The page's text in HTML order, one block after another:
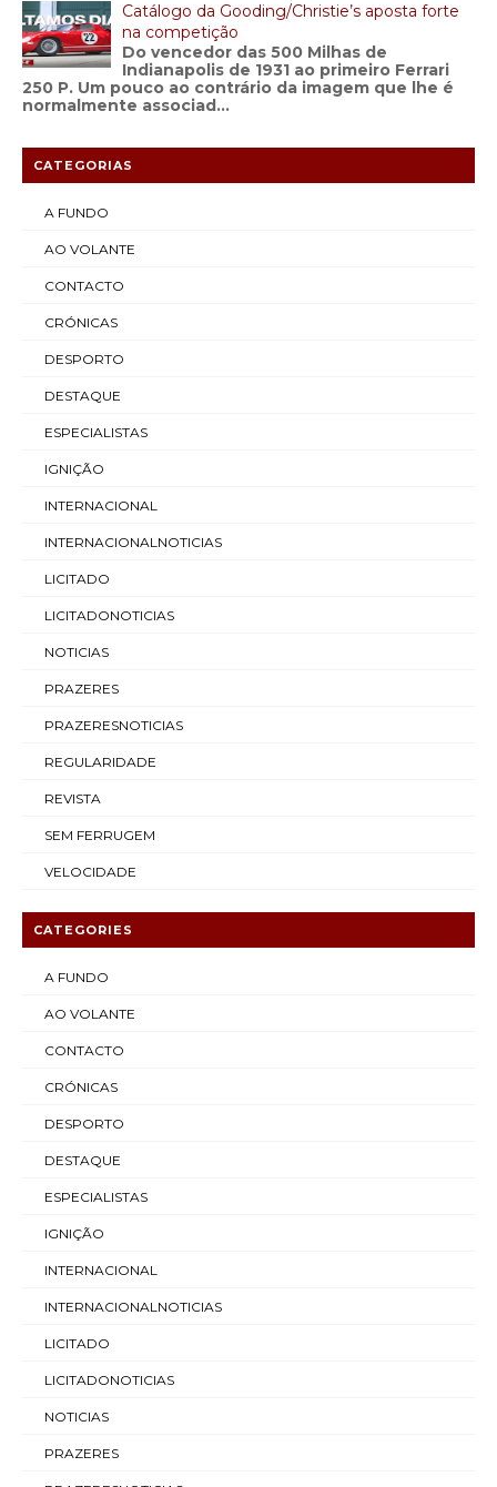
Catálogo da Gooding/Christie’s aposta forte
na competição
Do vencedor das 500 Milhas de
Indianapolis de 1931 ao primeiro Ferrari
250 P. Um pouco ao contrário da imagem que lhe é
normalmente associad...
CATEGORIAS
A FUNDO
AO VOLANTE
CONTACTO
CRÓNICAS
DESPORTO
DESTAQUE
ESPECIALISTAS
IGNIÇÃO
INTERNACIONAL
INTERNACIONALNOTICIAS
LICITADO
LICITADONOTICIAS
NOTICIAS
PRAZERES
PRAZERESNOTICIAS
REGULARIDADE
REVISTA
SEM FERRUGEM
VELOCIDADE
CATEGORIES
A FUNDO
AO VOLANTE
CONTACTO
CRÓNICAS
DESPORTO
DESTAQUE
ESPECIALISTAS
IGNIÇÃO
INTERNACIONAL
INTERNACIONALNOTICIAS
LICITADO
LICITADONOTICIAS
NOTICIAS
PRAZERES